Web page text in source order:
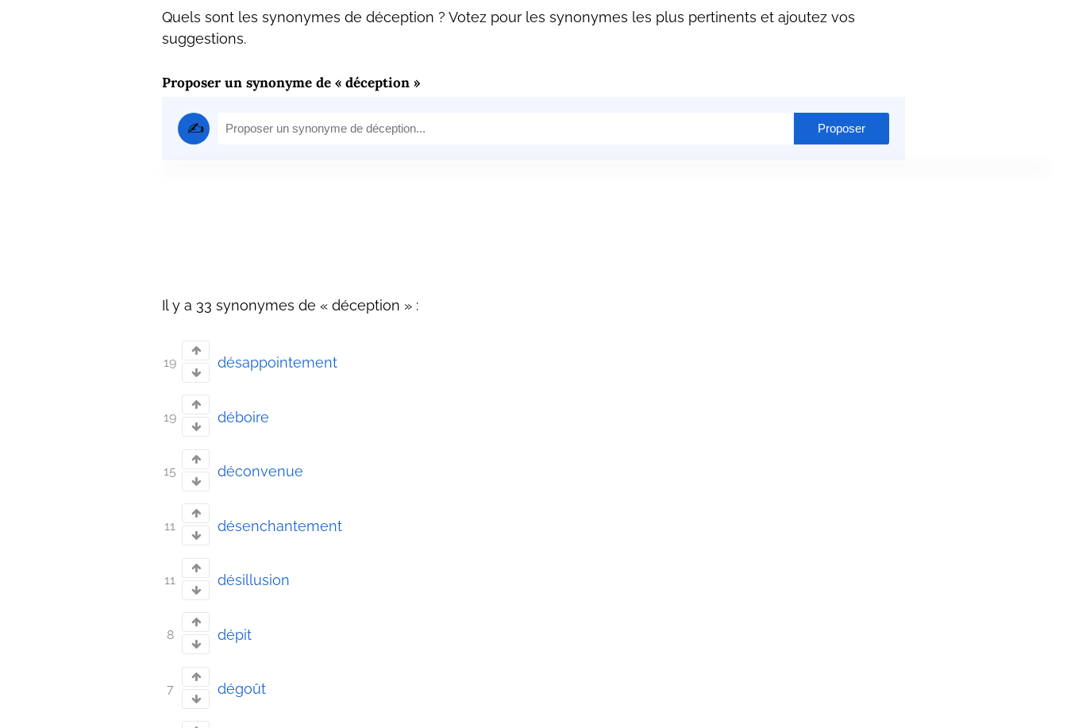
Quels sont les synonymes de déception ? Votez pour les synonymes les plus pertinents et ajoutez vos
suggestions.
Proposer un synonyme de « déception »
✍️
Il y a 33 synonymes de « déception » :
19 désappointement
19 déboire
15 déconvenue
11 désenchantement
11 désillusion
8 dépit
7 dégoût